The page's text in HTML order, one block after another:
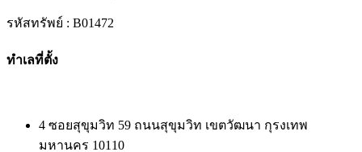
รหัสทรัพย์ : B01472
ทำเลที่ตั้ง
4 ซอยสุขุมวิท 59 ถนนสุขุมวิท เขตวัฒนา กุรงเทพ
มหานคร 10110